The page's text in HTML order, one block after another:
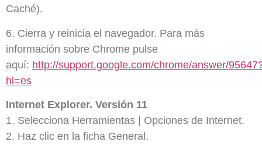
Caché).
6. Cierra y reinicia el navegador. Para más
información sobre Chrome pulse
aquí: http://support.google.com/chrome/answer/
hl=es
Internet Explorer. Versión 11
1. Selecciona Herramientas | Opciones de Internet.
2. Haz clic en la ficha General.